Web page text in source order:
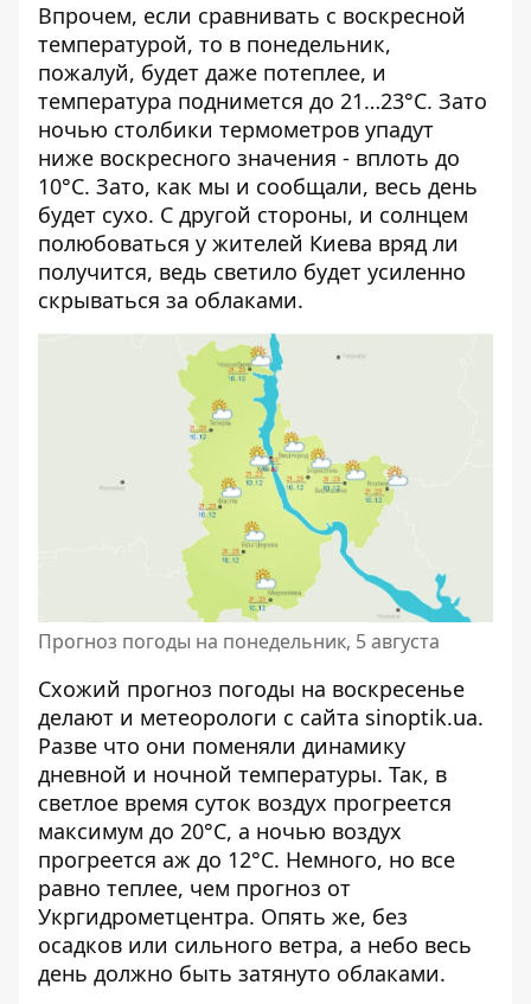
Впрочем, если сравнивать с воскресной
температурой, то в понедельник,
пожалуй, будет даже потеплее, и
температура поднимется до 21…23°C. Зато
ночью столбики термометров упадут
ниже воскресного значения - вплоть до
10°C. Зато, как мы и сообщали, весь день
будет сухо. С другой стороны, и солнцем
полюбоваться у жителей Киева вряд ли
получится, ведь светило будет усиленно
скрываться за облаками.
Прогноз погоды на понедельник, 5 августа
Схожий прогноз погоды на воскресенье
делают и метеорологи с сайта sinoptik.ua.
Разве что они поменяли динамику
дневной и ночной температуры. Так, в
светлое время суток воздух прогреется
максимум до 20°C, а ночью воздух
прогреется аж до 12°C. Немного, но все
равно теплее, чем прогноз от
Укргидрометцентра. Опять же, без
осадков или сильного ветра, а небо весь
день должно быть затянуто облаками.